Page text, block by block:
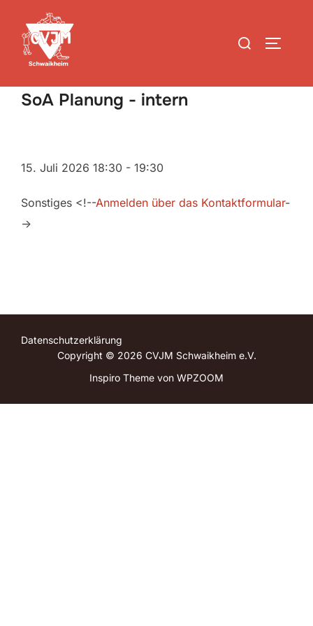
Inhalt
springen
Suchen
SoA Planung - intern
15. Juli 2026 18:30 - 19:30
Sonstiges <!--Anmelden über das Kontaktformular-
->
Datenschutzerklärung
Copyright © 2026 CVJM Schwaikheim e.V.
Inspiro Theme von WPZOOM